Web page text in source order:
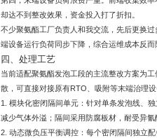
却达不到整改效果，资金投入打了折扣。
不少聚氨酯工厂负责人和我交流，先后更换
端设备运行负荷同步下降，综合运维成本反而
四、处理工艺
当前适配聚氨酯发泡工段的主流整改方案为
散，可直接对接原有RTO、吸附等末端治理设
1. 模块化密闭隔间单元：针对单条发泡线、
减少气体外溢；隔间采用防腐板材，耐受异氰
2. 动态微负压平衡调控：每个密闭隔间独立